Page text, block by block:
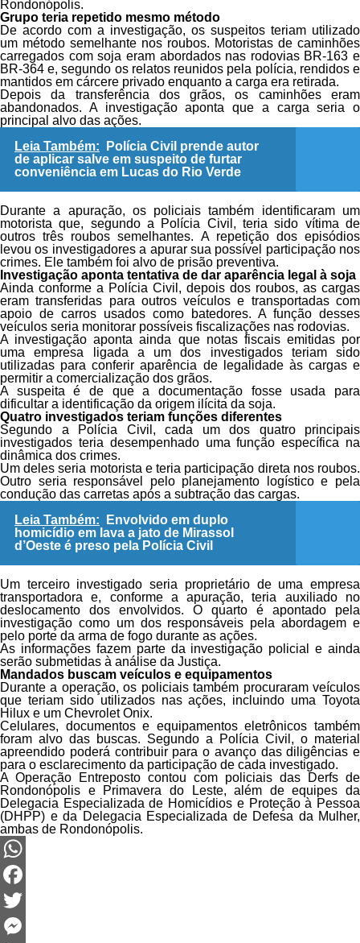
Rondonópolis.
Grupo teria repetido mesmo método
De acordo com a investigação, os suspeitos teriam utilizado
um método semelhante nos roubos. Motoristas de caminhões
carregados com soja eram abordados nas rodovias BR-163 e
BR-364 e, segundo os relatos reunidos pela polícia, rendidos e
mantidos em cárcere privado enquanto a carga era retirada.
Depois da transferência dos grãos, os caminhões eram
abandonados. A investigação aponta que a carga seria o
principal alvo das ações.
Leia Também:
Polícia Civil prende autor
de aplicar salve em suspeito de furtar
conveniência em Lucas do Rio Verde
Durante a apuração, os policiais também identificaram um
motorista que, segundo a Polícia Civil, teria sido vítima de
outros três roubos semelhantes. A repetição dos episódios
levou os investigadores a apurar sua possível participação nos
crimes. Ele também foi alvo de prisão preventiva.
Investigação aponta tentativa de dar aparência legal à soja
Ainda conforme a Polícia Civil, depois dos roubos, as cargas
eram transferidas para outros veículos e transportadas com
apoio de carros usados como batedores. A função desses
veículos seria monitorar possíveis fiscalizações nas rodovias.
A investigação aponta ainda que notas fiscais emitidas por
uma empresa ligada a um dos investigados teriam sido
utilizadas para conferir aparência de legalidade às cargas e
permitir a comercialização dos grãos.
A suspeita é de que a documentação fosse usada para
dificultar a identificação da origem ilícita da soja.
Quatro investigados teriam funções diferentes
Segundo a Polícia Civil, cada um dos quatro principais
investigados teria desempenhado uma função específica na
dinâmica dos crimes.
Um deles seria motorista e teria participação direta nos roubos.
Outro seria responsável pelo planejamento logístico e pela
condução das carretas após a subtração das cargas.
Leia Também:
Envolvido em duplo
homicídio em lava a jato de Mirassol
d’Oeste é preso pela Polícia Civil
Um terceiro investigado seria proprietário de uma empresa
transportadora e, conforme a apuração, teria auxiliado no
deslocamento dos envolvidos. O quarto é apontado pela
investigação como um dos responsáveis pela abordagem e
pelo porte da arma de fogo durante as ações.
As informações fazem parte da investigação policial e ainda
serão submetidas à análise da Justiça.
Mandados buscam veículos e equipamentos
Durante a operação, os policiais também procuraram veículos
que teriam sido utilizados nas ações, incluindo uma Toyota
Hilux e um Chevrolet Onix.
Celulares, documentos e equipamentos eletrônicos também
foram alvo das buscas. Segundo a Polícia Civil, o material
apreendido poderá contribuir para o avanço das diligências e
para o esclarecimento da participação de cada investigado.
A Operação Entreposto contou com policiais das Derfs de
Rondonópolis e Primavera do Leste, além de equipes da
Delegacia Especializada de Homicídios e Proteção à Pessoa
(DHPP) e da Delegacia Especializada de Defesa da Mulher,
ambas de Rondonópolis.
WhatsApp
Facebook
Twitter